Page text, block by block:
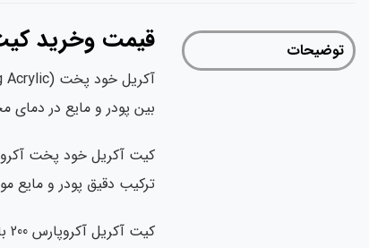
توضیحات قیمت وخرید کیت
بین پودر و مایع در
ترکیب دقیق پودر و مایع